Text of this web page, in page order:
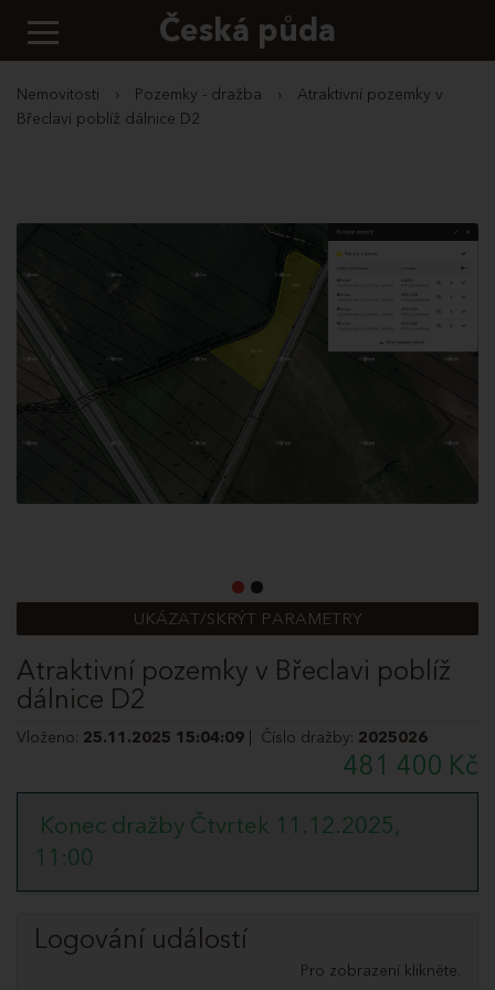
Česká půda
Nemovitosti › Pozemky - dražba ›
Atraktivní pozemky v
Břeclavi poblíž dálnice D2
UKÁZAT/SKRÝT PARAMETRY
Atraktivní pozemky v Břeclavi poblíž
dálnice D2
Vloženo: 25.11.2025 15:04:09 | Číslo dražby: 2025026
481 400 Kč
Konec dražby Čtvrtek 11.12.2025,
11:00
Logování událostí
Pro zobrazení klikněte.